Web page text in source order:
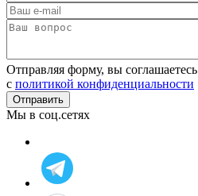
Отправляя форму, вы соглашаетесь
c политикой конфиденциальности
Мы в соц.сетях